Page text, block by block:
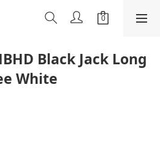
Black Jack Long
White